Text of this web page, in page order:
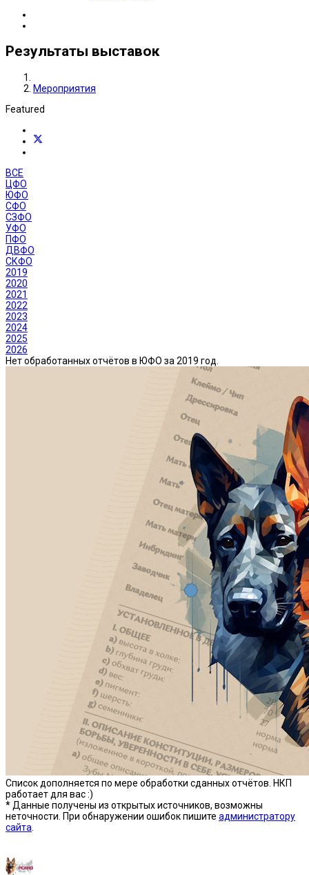
Результаты выставок
Мероприятия
Featured
ВСЕ
ЦФО
ЮФО
СФО
СЗФО
УФО
ПФО
ДВФО
СКФО
2019
2020
2021
2022
2023
2024
2025
2026
Нет обработанных отчётов в ЮФО за 2019 год.
Список дополняется по мере обработки сданных отчётов. НКП
работает для вас :)
* Данные получены из открытых источников, возможны
неточности. При обнаружении ошибок пишите администратору
сайта.